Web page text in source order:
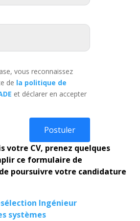
vous reconnaissez
de la politique de
et déclarer en accepter
votre CV, prenez quelques
ce formulaire de
poursuivre votre candidature
Ingénieur
systèmes